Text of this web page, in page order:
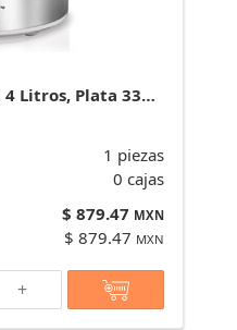
Olla de Lenta Cocción 4 Litros, Plata 33140V marca Hamilton Beach
1 piezas
0 cajas
$ 879.47 MXN
$ 879.47 MXN
+